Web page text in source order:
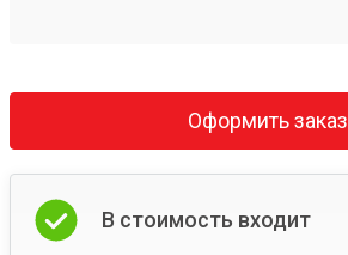
Оформить заказ
В стоимость входит